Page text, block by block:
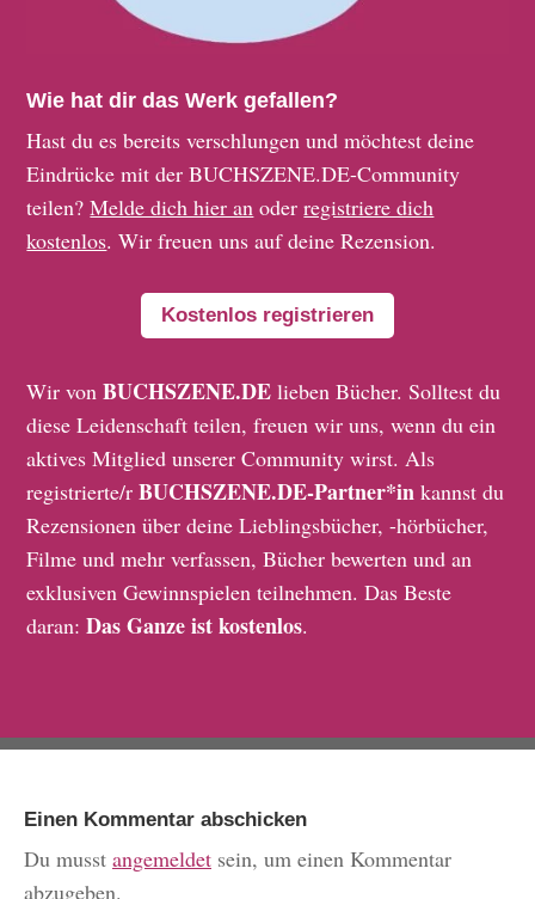
Wie hat dir das Werk gefallen?
Hast du es bereits verschlungen und möchtest deine
Eindrücke mit der BUCHSZENE.DE-Community
teilen?Melde dich hier an oderregistriere dich
kostenlos. Wir freuen uns auf deine Rezension.
Kostenlos registrieren
Wir vonBUCHSZENE.DE lieben Bücher. Solltest du
diese Leidenschaft teilen, freuen wir uns, wenn du ein
aktives Mitglied unserer Community wirst. Als
registrierte/rBUCHSZENE.DE-Partner*in kannst du
Rezensionen über deine Lieblingsbücher, -hörbücher,
Filme und mehr verfassen, Bücher bewerten und an
exklusiven Gewinnspielen teilnehmen. Das Beste
daran:Das Ganze ist kostenlos.
Einen Kommentar abschicken
Du musst angemeldet sein, um einen Kommentar
abzugeben.